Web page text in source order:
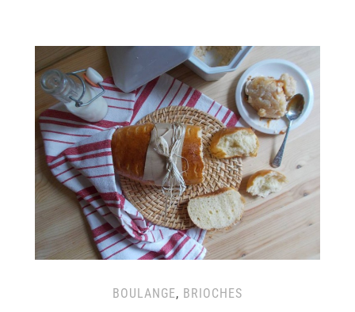
BOULANGE, BRIOCHES